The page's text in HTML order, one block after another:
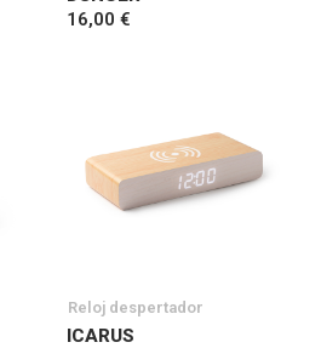
16,00 €
Reloj despertador
ICARUS